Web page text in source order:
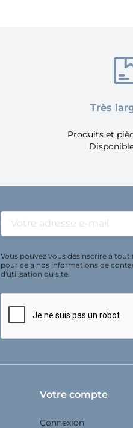
Très
Produits et
Vous pouvez vous désinscrire à
pour cela nos informations de
d'utilisation du site.
Votre compte
Connexion